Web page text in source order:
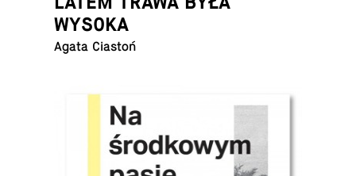
WYSOKA
Agata Ciastoń